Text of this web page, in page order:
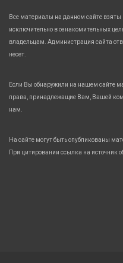
Все материалы на данном сайте взяты
исключительно в ознакомительных
владельцам. Администрация сайта
несет.
Если Вы обнаружили на нашем сайте
права, принадлежащие Вам, Вашей
нам.
На сайте могут быть опубликованы
При цитировании ссылка на источник